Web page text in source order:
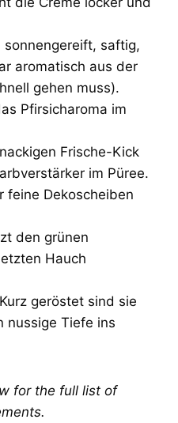
sonnengereift, saftig,
aromatisch aus der
gehen muss).
Pfirsicharoma im
Frische-Kick
im Püree.
feine Dekoscheiben
den grünen
Hauch
geröstet sind sie
nussige Tiefe ins
for the full list of